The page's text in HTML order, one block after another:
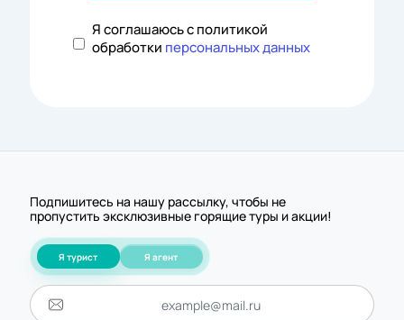
Я соглашаюсь с политикой
обработки персональных данных
Подпишитесь на нашу рассылку, чтобы не
пропустить эксклюзивные горящие туры и акции!
Я турист Я агент